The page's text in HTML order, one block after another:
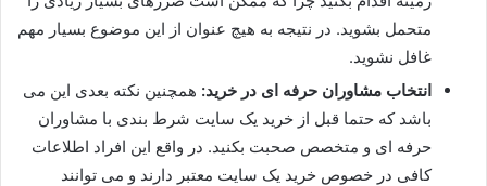
متحمل بشوید. در نتیجه به هیچ عنوان از این موضوع بسیار مهم
غافل نشوید.
انتخاب مشاوران حرفه‌ ای در خرید: همچنین نکته بعدی این می
باشد که حتما قبل از خرید یک سایت شرط بندی با مشاوران
حرفه ای و متخصص صحبت بکنید. در واقع این افراد اطلاعات
کافی در خصوص خرید یک سایت معتبر دارند و می توانند